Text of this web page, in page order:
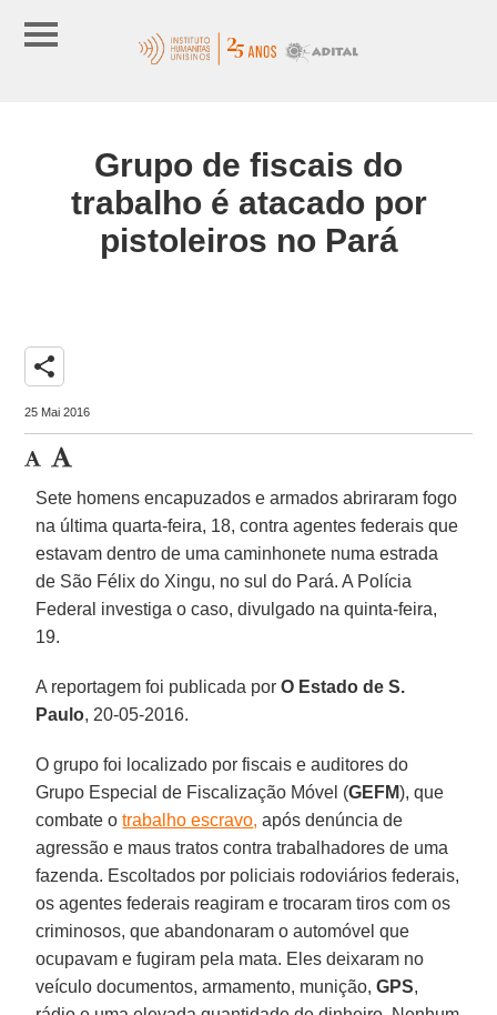
Grupo de fiscais do
trabalho é atacado por
pistoleiros no Pará
share
25 Mai 2016
Sete homens encapuzados e armados abriraram fogo
na última quarta-feira, 18, contra agentes federais que
estavam dentro de uma caminhonete numa estrada
de São Félix do Xingu, no sul do Pará. A Polícia
Federal investiga o caso, divulgado na quinta-feira,
19.
A reportagem foi publicada porO Estado de S.
Paulo, 20-05-2016.
O grupo foi localizado por fiscais e auditores do
Grupo Especial de Fiscalização Móvel (GEFM), que
combate o trabalho escravo, após denúncia de
agressão e maus tratos contra trabalhadores de uma
fazenda. Escoltados por policiais rodoviários federais,
os agentes federais reagiram e trocaram tiros com os
criminosos, que abandonaram o automóvel que
ocupavam e fugiram pela mata. Eles deixaram no
veículo documentos, armamento, munição,GPS,